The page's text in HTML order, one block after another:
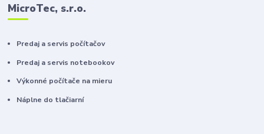
MicroTec, s.r.o.
Predaj a servis počítačov
Predaj a servis notebookov
Výkonné počítače na mieru
Náplne do tlačiarní